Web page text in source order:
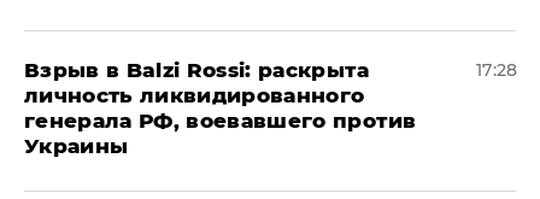
​Взрыв в Balzi Rossi: раскрыта
личность ликвидированного
генерала РФ, воевавшего против
Украины
17:28